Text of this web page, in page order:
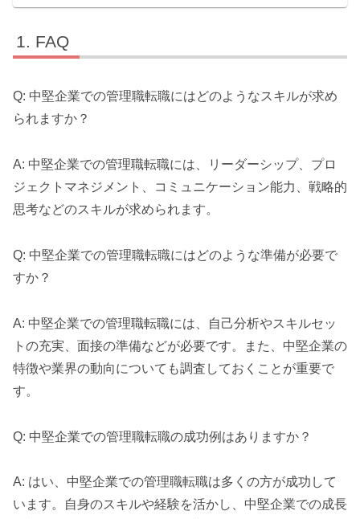
FAQ
Q: 中堅企業での管理職転職にはどのようなスキルが求め
られますか？
A: 中堅企業での管理職転職には、リーダーシップ、プロ
ジェクトマネジメント、コミュニケーション能力、戦略的
思考などのスキルが求められます。
Q: 中堅企業での管理職転職にはどのような準備が必要で
すか？
A: 中堅企業での管理職転職には、自己分析やスキルセッ
トの充実、面接の準備などが必要です。また、中堅企業の
特徴や業界の動向についても調査しておくことが重要で
す。
Q: 中堅企業での管理職転職の成功例はありますか？
A: はい、中堅企業での管理職転職は多くの方が成功して
います。自身のスキルや経験を活かし、中堅企業での成長